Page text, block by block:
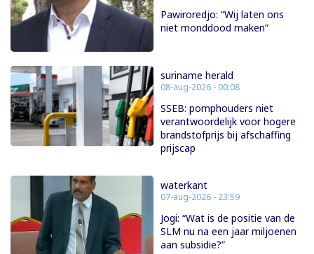
Pawiroredjo: “Wij laten ons
niet monddood maken”
suriname herald
08-aug-2026 - 00:08
SSEB: pomphouders niet
verantwoordelijk voor hogere
brandstofprijs bij afschaffing
prijscap
waterkant
07-aug-2026 - 23:59
Jogi: “Wat is de positie van de
SLM nu na een jaar miljoenen
aan subsidie?”